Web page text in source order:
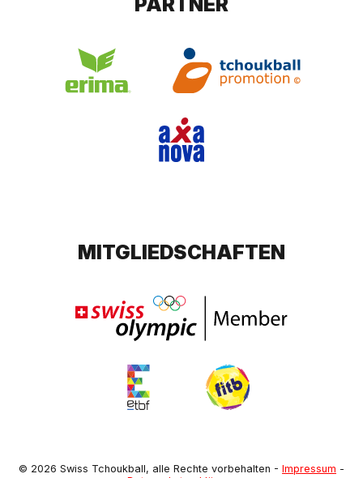
PARTNER
MITGLIEDSCHAFTEN
© 2026 Swiss Tchoukball, alle Rechte vorbehalten - Impressum -